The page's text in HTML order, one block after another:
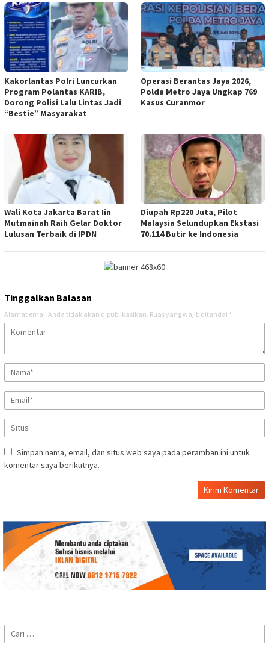
Kakorlantas Polri Luncurkan
Program Polantas KARIB,
Dorong Polisi Lalu Lintas Jadi
“Bestie” Masyarakat
Operasi Berantas Jaya 2026,
Polda Metro Jaya Ungkap 769
Kasus Curanmor
Wali Kota Jakarta Barat Iin
Mutmainah Raih Gelar Doktor
Lulusan Terbaik di IPDN
Diupah Rp220 Juta, Pilot
Malaysia Selundupkan Ekstasi
70.114 Butir ke Indonesia
Tinggalkan Balasan
Alamat email Anda tidak akan dipublikasikan. Ruas yang wajib ditandai *
Simpan nama, email, dan situs web saya pada peramban ini untuk
komentar saya berikutnya.
Cari
untuk: